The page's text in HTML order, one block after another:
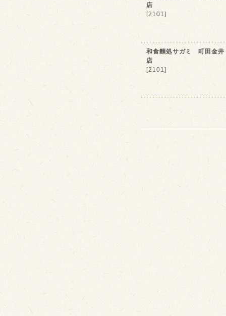
店
[2101]
和食麵処サガミ 町田金井
店
[2101]